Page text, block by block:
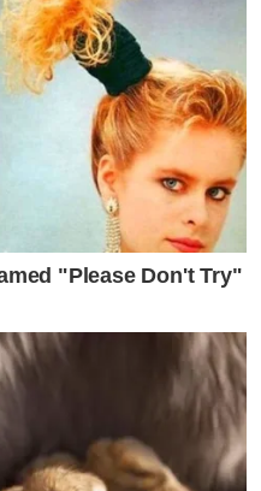
"Please Don't Try"